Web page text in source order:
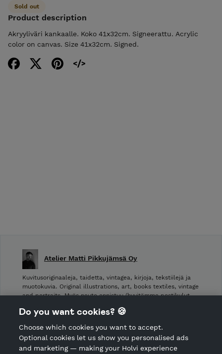
Sold out
Product description
Akryyliväri kankaalle. Koko 41x32cm. Signeerattu. Acrylic
color on canvas. Size 41x32cm. Signed.
Atelier Matti Pikkujämsä Oy
Kuvitusoriginaaleja, taidetta, vintagea, kirjoja, tekstiilejä ja
muotokuvia. Original illustrations, art, books textiles, vintage
and portraits. Myös nouto onnistuu (hyvitämme postikulut
CANCEL ORDER
Do you want cookies? 🍪
Choose which cookies you want to accept.
Optional cookies let us show you personalised ads
and marketing — making your Holvi experience